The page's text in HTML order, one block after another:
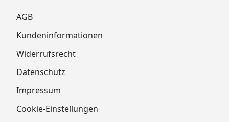
AGB
Kundeninformationen
Widerrufsrecht
Datenschutz
Impressum
Cookie-Einstellungen